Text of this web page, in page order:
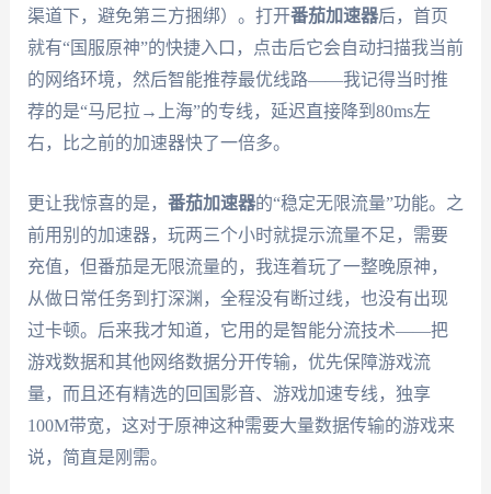
渠道下，避免第三方捆绑）。打开番茄加速器后，首页
就有“国服原神”的快捷入口，点击后它会自动扫描我当前
的网络环境，然后智能推荐最优线路——我记得当时推
荐的是“马尼拉→上海”的专线，延迟直接降到80ms左
右，比之前的加速器快了一倍多。
更让我惊喜的是， 番茄加速器的“稳定无限流量”功能。之
前用别的加速器，玩两三个小时就提示流量不足，需要
充值，但番茄是无限流量的，我连着玩了一整晚原神，
从做日常任务到打深渊，全程没有断过线，也没有出现
过卡顿。后来我才知道，它用的是智能分流技术——把
游戏数据和其他网络数据分开传输，优先保障游戏流
量，而且还有精选的回国影音、游戏加速专线，独享
100M带宽，这对于原神这种需要大量数据传输的游戏来
说，简直是刚需。